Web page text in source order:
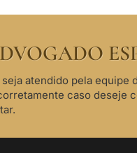
atendido pela equipe
caso deseje